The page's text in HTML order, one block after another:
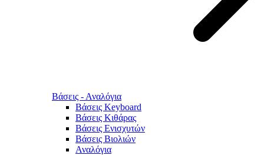
Βάσεις - Αναλόγια
Βάσεις Keyboard
Βάσεις Κιθάρας
Βάσεις Ενισχυτών
Βάσεις Βιολιών
Αναλόγια